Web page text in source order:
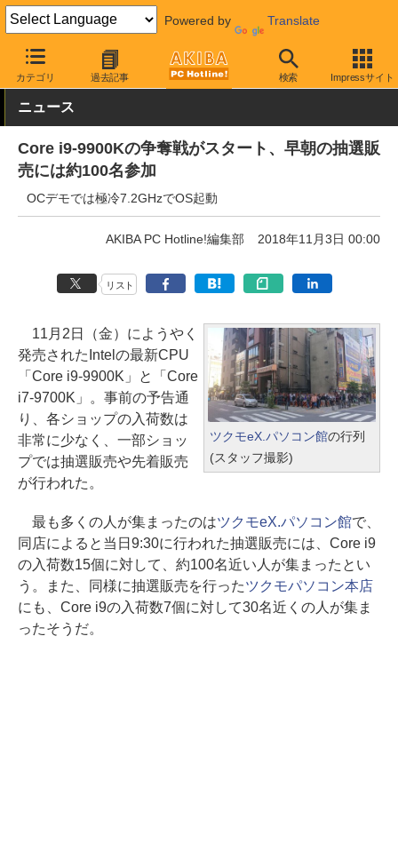
Powered by Translate
カテゴリ 過去記事 検索 Impressサイト
AKIBA PC Hotline! PCパーツ CPU
ニュース
Core i9-9900Kの争奪戦がスタート、早朝の抽選販
売には約100名参加
OCデモでは極冷7.2GHzでOS起動
AKIBA PC Hotline!編集部 2018年11月3日 00:00
リスト
ツクモeX.パソコン館の行列
(スタッフ撮影)
11月2日（金）にようやく
発売されたIntelの最新CPU
「Core i9-9900K」と「Core
i7-9700K」。事前の予告通
り、各ショップの入荷数は
非常に少なく、一部ショッ
プでは抽選販売や先着販売
が行われた。
最も多くの人が集まったのはツクモeX.パソコン館で、
同店によると当日9:30に行われた抽選販売には、Core i9
の入荷数15個に対して、約100名近い人が集まったとい
う。また、同様に抽選販売を行ったツクモパソコン本店
にも、Core i9の入荷数7個に対して30名近くの人が集ま
ったそうだ。